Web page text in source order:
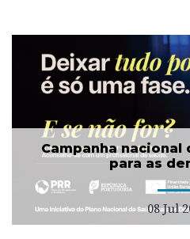
Campanha
para as
08 Jul